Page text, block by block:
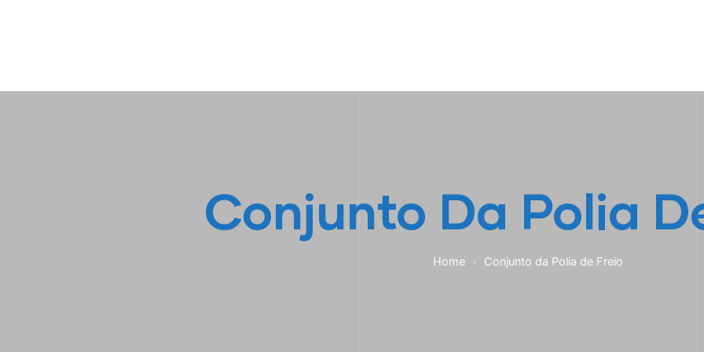
Conjunto Da Polia
Home Conjunto da Polia de Freio